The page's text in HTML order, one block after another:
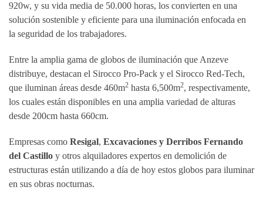
920w, y su vida media de 50.000 horas, los convierten en una
solución sostenible y eficiente para una iluminación enfocada en
la seguridad de los trabajadores.
Entre la amplia gama de globos de iluminación que Anzeve
distribuye, destacan el Sirocco Pro-Pack y el Sirocco Red-Tech,
que iluminan áreas desde 460m2 hasta 6,500m2, respectivamente,
los cuales están disponibles en una amplia variedad de alturas
desde 200cm hasta 660cm.
Empresas como Resigal, Excavaciones y Derribos Fernando
del Castillo y otros alquiladores expertos en demolición de
estructuras están utilizando a día de hoy estos globos para iluminar
en sus obras nocturnas.